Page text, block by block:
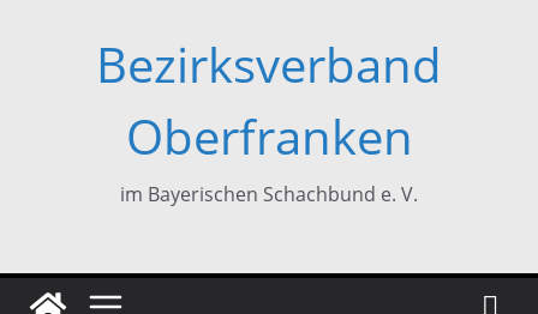
Bezirksverband
Oberfranken
im Bayerischen Schachbund e. V.